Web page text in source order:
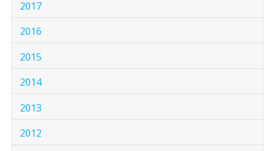
2017
2016
2015
2014
2013
2012